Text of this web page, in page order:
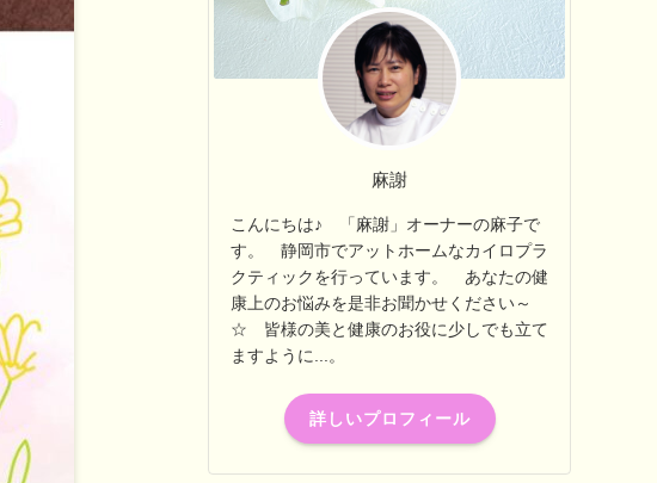
麻謝
こんにちは♪ 「麻謝」オーナーの麻子で
す。 静岡市でアットホームなカイロプラ
クティックを行っています。 あなたの健
康上のお悩みを是非お聞かせください～
☆ 皆様の美と健康のお役に少しでも立て
ますように...。
詳しいプロフィール